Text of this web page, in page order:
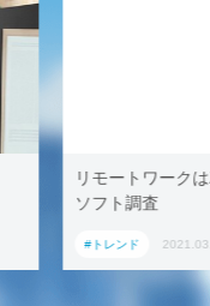
リモートワーク
ソフト調査
#トレンド